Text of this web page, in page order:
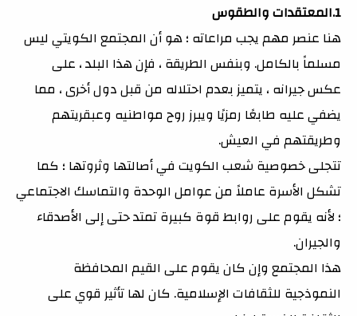
1.المعتقدات والطقوس
هنا عنصر مهم يجب مراعاته ؛ هو أن المجتمع الكويتي ليس
مسلماً بالكامل. وبنفس الطريقة ، فإن هذا البلد ، على
عكس جيرانه ، يتميز بعدم احتلاله من قبل دول أخرى ، مما
يضفي عليه طابعًا رمزيًا ويبرز روح مواطنيه وعبقريتهم
وطريقتهم في العيش.
تتجلى خصوصية شعب الكويت في أصالتها وثروتها ؛ كما
تشكل الأسرة عاملاً من عوامل الوحدة والتماسك الاجتماعي
؛ لأنه يقوم على روابط قوة كبيرة تمتد حتى إلى الأصدقاء
والجيران.
هذا المجتمع وإن كان يقوم على القيم المحافظة
النموذجية للثقافات الإسلامية. كان لها تأثير قوي على